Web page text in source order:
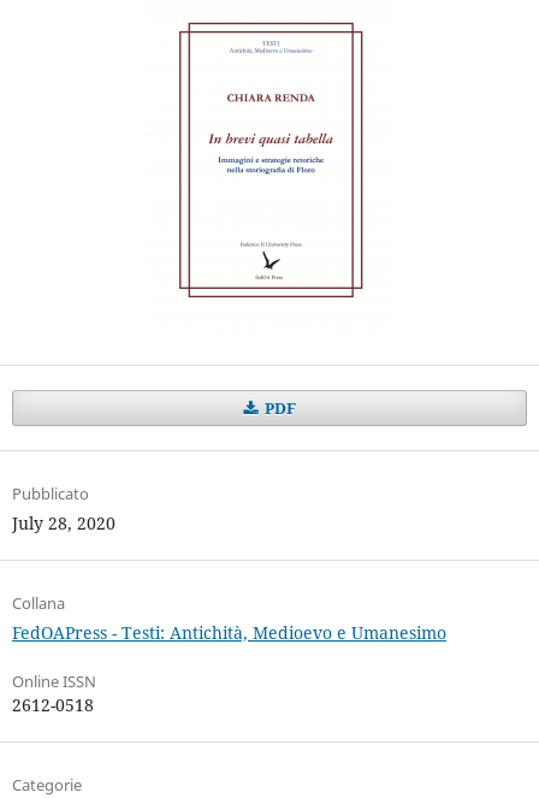
PDF
Pubblicato
July 28, 2020
Collana
FedOAPress - Testi: Antichità, Medioevo e Umanesimo
Online ISSN
2612-0518
Categorie